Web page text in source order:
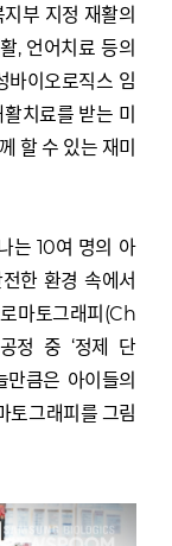
부 지정 재활의
, 언어치료 등의
바이오로직스 임
치료를 받는 미
할 수 있는 재미
는 10여 명의 아
한 환경 속에서
마토그래피(Ch
정 중 ‘정제 단
만큼은 아이들의
토그래피를 그림